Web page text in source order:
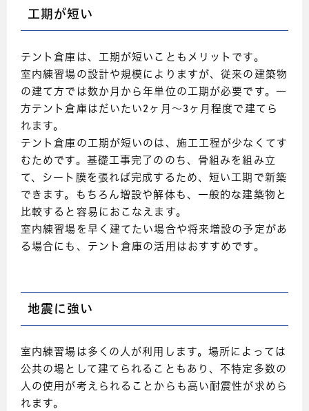
工期が短い
テント倉庫は、工期が短いこともメリットです。
室内練習場の設計や規模によりますが、従来の建築物
の建て方では数か月から年単位の工期が必要です。一
方テント倉庫はだいたい2ヶ月～3ヶ月程度で建てら
れます。
テント倉庫の工期が短いのは、施工工程が少なくてす
むためです。基礎工事完了ののち、骨組みを組み立
て、シート膜を張れば完成するため、短い工期で新築
できます。もちろん増設や解体も、一般的な建築物と
比較すると容易におこなえます。
室内練習場を早く建てたい場合や将来増設の予定があ
る場合にも、テント倉庫の活用はおすすめです。
地震に強い
室内練習場は多くの人が利用します。場所によっては
公共の場として建てられることもあり、不特定多数の
人の使用が考えられることからも高い耐震性が求めら
れます。